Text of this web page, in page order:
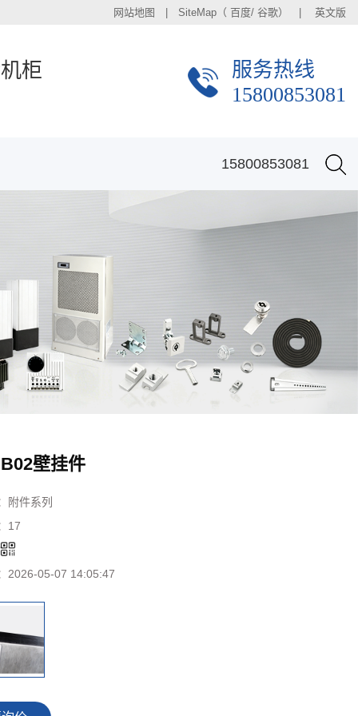
网站地图 | SiteMap（ 百度/ 谷歌） | 英文版
柜 服务热线
15800853081
15800853081
壁挂件
附件系列
17
2026-05-07 14:05:47